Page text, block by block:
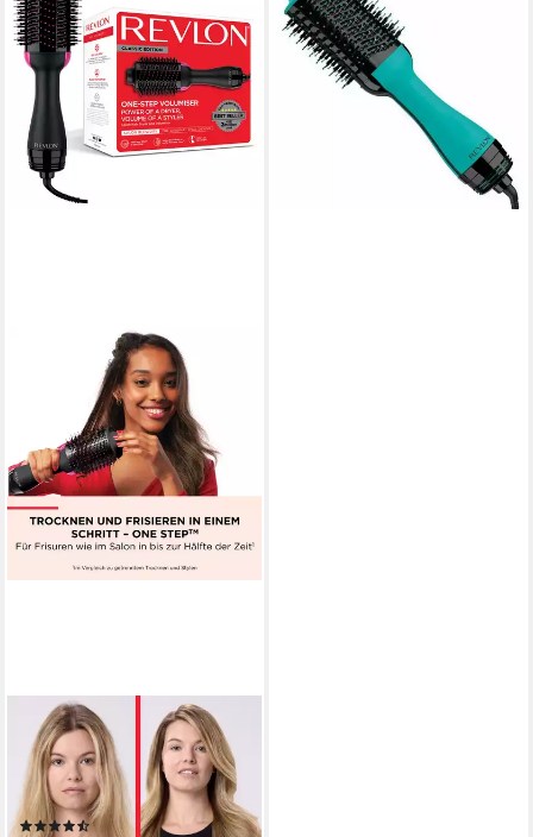
REVLON
Haartrockner RVDR5222E,
800 W, Salon One-Step Hair
Dryer & Volumiser
(1668)
Lockenstab, Lockenstab
Revlon RVDR5222TE Blau
Keramische Beschichtung (1
lieferbar - in 3-4 Werktagen bei dir